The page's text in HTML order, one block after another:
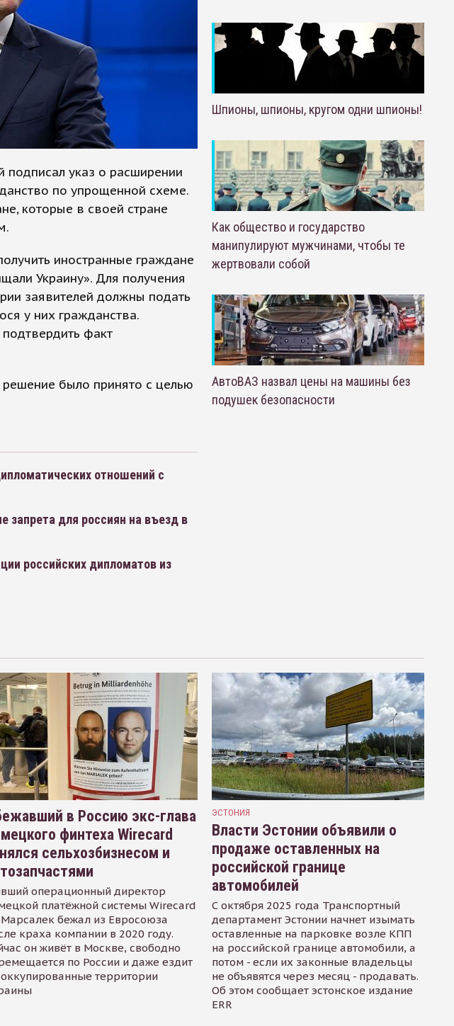
подписал указ о расширении
по упрощенной схеме.
которые в своей стране
иностранные граждане
Украину». Для получения
заявителей должны подать
у них гражданства.
факт
решение было принято с целью
отношений с
запрета для россиян на въезд в
российских дипломатов из
Шпионы, шпионы, кругом одни шпионы!
Как общество и государство
манипулируют мужчинами, чтобы те
жертвовали собой
АвтоВАЗ назвал цены на машины без
подушек безопасности
в Россию экс-глава
финтеха Wirecard
сельхозбизнесом и
операционный директор
платёжной системы Wirecard
бежал из Евросоюза
краха компании в 2020 году.
он живёт в Москве, свободно
по России и даже ездит
территории
ЭСТОНИЯ
Власти Эстонии объявили о
продаже оставленных на
российской границе
автомобилей
С октября 2025 года Транспортный
департамент Эстонии начнет изымать
оставленные на парковке возле КПП
на российской границе автомобили, а
потом - если их законные владельцы
не объявятся через месяц - продавать.
Об этом сообщает эстонское издание
ERR